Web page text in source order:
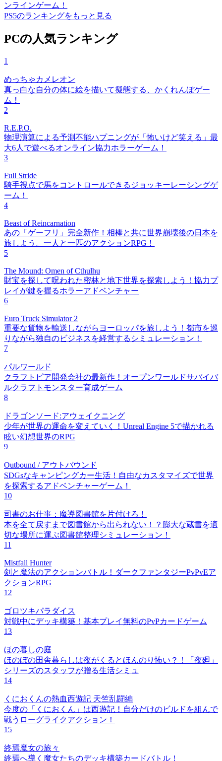
ンラインゲーム！
PS5のランキングをもっと見る
PCの人気ランキング
1
めっちゃカメレオン
真っ白な自分の体に絵を描いて擬態する、かくれんぼゲー
ム！
2
R.E.P.O.
物理演算による予測不能ハプニングが「怖いけど笑える」最
大6人で遊べるオンライン協力ホラーゲーム！
3
Full Stride
騎手視点で馬をコントロールできるジョッキーレーシングゲ
ーム！
4
Beast of Reincarnation
あの「ゲーフリ」完全新作！相棒と共に世界崩壊後の日本を
旅しよう。一人と一匹のアクションRPG！
5
The Mound: Omen of Cthulhu
財宝を探して呪われた密林と地下世界を探索しよう！協力プ
レイが鍵を握るホラーアドベンチャー
6
Euro Truck Simulator 2
重要な貨物を輸送しながらヨーロッパを旅しよう！都市を巡
りながら独自のビジネスを経営するシミュレーション！
7
パルワールド
クラフトピア開発会社の最新作！オープンワールドサバイバ
ルクラフトモンスター育成ゲーム
8
ドラゴンソード:アウェイクニング
少年が世界の運命を変えていく！Unreal Engine 5で描かれる
眩い幻想世界のRPG
9
Outbound / アウトバウンド
SDGsなキャンピングカー生活！自由なカスタマイズで世界
を探索するアドベンチャーゲーム！
10
司書のお仕事：魔導図書館を片付けろ！
本を全て戻すまで図書館から出られない！？膨大な蔵書を適
切な場所に運ぶ図書館整理シミュレーション！
11
Mistfall Hunter
剣と魔法のアクションバトル！ダークファンタジーPvPvEア
クションRPG
12
ゴロツキパラダイス
対戦中にデッキ構築！基本プレイ無料のPvPカードゲーム
13
ほの暮しの庭
ほのぼの田舎暮らしは夜がくるとほんのり怖い？！「夜廻」
シリーズのスタッフが贈る生活シミュ
14
くにおくんの熱血西遊記 天竺乱闘編
今度の「くにおくん」は西遊記！自分だけのビルドを組んで
戦うローグライクアクション！
15
終焉魔女の旅々
終焉へ導く魔女たちのデッキ構築カードバトル！